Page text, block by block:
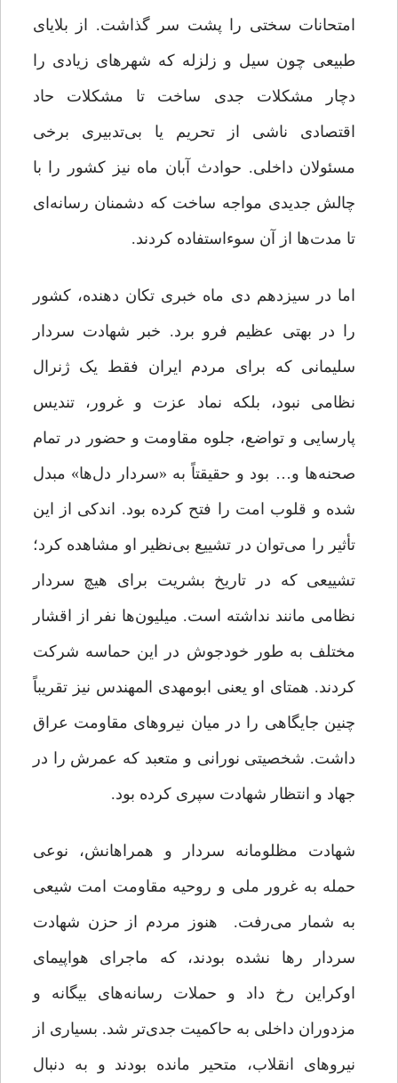
امتحانات سختی را پشت سر گذاشت. از بلایای
طبیعی چون سیل و زلزله که شهرهای زیادی را
دچار مشکلات جدی ساخت تا مشکلات حاد
اقتصادی ناشی از تحریم یا بی‌تدبیری برخی
مسئولان داخلی. حوادث آبان ماه نیز کشور را با
چالش جدیدی مواجه ساخت که دشمنان رسانه‌ای
تا مدت‌ها از آن سوءاستفاده ‌کردند.
اما در سیزدهم دی ماه خبری تکان دهنده، کشور
را در بهتی عظیم فرو برد. خبر شهادت سردار
سلیمانی که برای مردم ایران فقط یک ژنرال
نظامی نبود، بلکه نماد عزت و غرور، تندیس
پارسایی و تواضع، جلوه مقاومت و حضور در تمام
صحنه‌ها و… بود و حقیقتاً به «سردار دل‌ها» مبدل
شده و قلوب امت را فتح کرده بود. اندکی از این
تأثیر را می‌توان در تشییع بی‌نظیر او مشاهده کرد؛
تشییعی که در تاریخ بشریت برای هیچ سردار
نظامی‌ مانند نداشته است. میلیون‌ها نفر از اقشار
مختلف به طور خودجوش در این حماسه شرکت
کردند. همتای او یعنی ابومهدی المهندس نیز تقریباً
چنین جایگاهی را در میان نیروهای مقاومت عراق
داشت. شخصیتی نورانی و متعبد که عمرش را در
جهاد و انتظار شهادت سپری کرده بود.
شهادت مظلومانه سردار و همراهانش، نوعی
حمله به غرور ملی و روحیه مقاومت امت شیعی
به شمار می‌رفت. هنوز مردم از حزن شهادت
سردار رها نشده بودند، که ماجرای هواپیمای
اوکراین رخ داد و حملات رسانه‌های بیگانه و
مزدوران داخلی به حاکمیت جدی‌تر شد. بسیاری از
نیروهای انقلاب، متحیر مانده بودند و به دنبال